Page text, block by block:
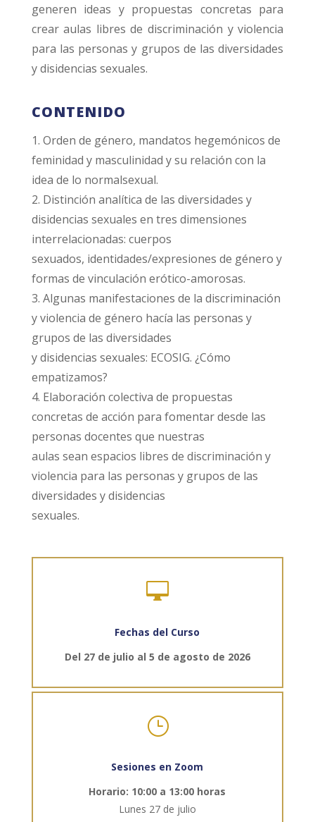
generen ideas y propuestas concretas para
crear aulas libres de discriminación y violencia
para las personas y grupos de las diversidades
y disidencias sexuales.
CONTENIDO
1. Orden de género, mandatos hegemónicos de
feminidad y masculinidad y su relación con la
idea de lo normalsexual.
2. Distinción analítica de las diversidades y
disidencias sexuales en tres dimensiones
interrelacionadas: cuerpos
sexuados, identidades/expresiones de género y
formas de vinculación erótico-amorosas.
3. Algunas manifestaciones de la discriminación
y violencia de género hacía las personas y
grupos de las diversidades
y disidencias sexuales: ECOSIG. ¿Cómo
empatizamos?
4. Elaboración colectiva de propuestas
concretas de acción para fomentar desde las
personas docentes que nuestras
aulas sean espacios libres de discriminación y
violencia para las personas y grupos de las
diversidades y disidencias
sexuales.

Fechas del Curso
Del 27 de julio al 5 de agosto de 2026
}
Sesiones en Zoom
Horario: 10:00 a 13:00 horas
Lunes 27 de julio